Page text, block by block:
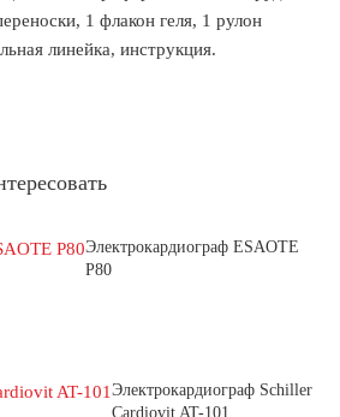
1 флакон геля, 1 рулон
линейка, инструкция.
Электрокардиограф ESAOTE
P80
Электрокардиограф Schiller
Cardiovit AT-101